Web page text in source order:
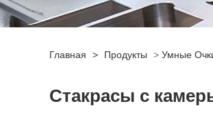
Главная > Продукты > Умные
Стакрасы с